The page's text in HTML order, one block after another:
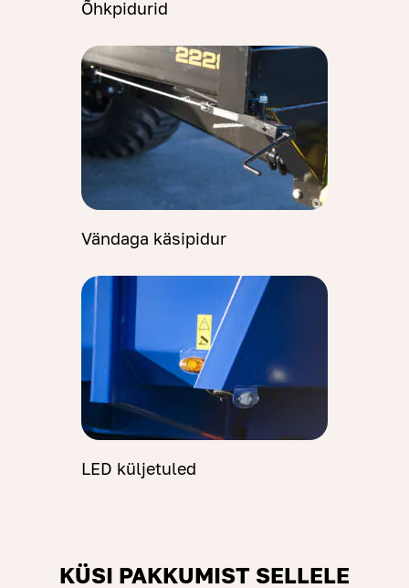
Õhkpidurid
Vändaga käsipidur
LED küljetuled
KÜSI PAKKUMIST SELLELE